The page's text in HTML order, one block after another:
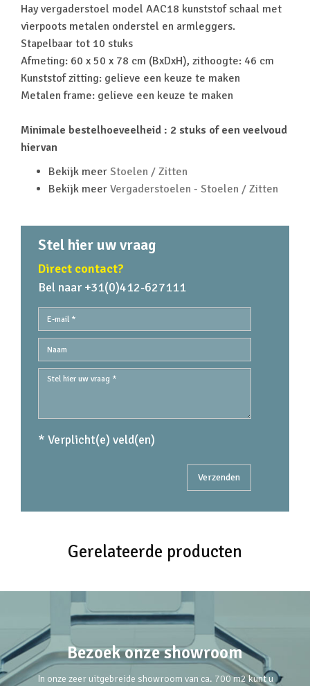
Hay vergaderstoel model AAC18 kunststof schaal met
vierpoots metalen onderstel en armleggers.
Stapelbaar tot 10 stuks
Afmeting: 60 x 50 x 78 cm (BxDxH), zithoogte: 46 cm
Kunststof zitting: gelieve een keuze te maken
Metalen frame: gelieve een keuze te maken
Minimale bestelhoeveelheid : 2 stuks of een veelvoud
hiervan
Bekijk meer Stoelen / Zitten
Bekijk meer Vergaderstoelen - Stoelen / Zitten
Stel hier uw vraag
Direct contact?
Bel naar +31(0)412-627111
* Verplicht(e) veld(en)
Gerelateerde producten
Bezoek onze showroom
In onze zeer uitgebreide showroom van ca. 700 m2 kunt u